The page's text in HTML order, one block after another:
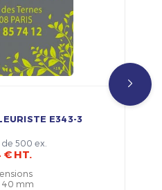
E343-3
500 ex.
€ HT.
40 mm